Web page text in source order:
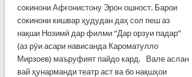
сокинони Афғонистону Эрон ошност. Барои
сокинони кишвар ҳудудан даҳ сол пеш аз
нақши Нозимӣ дар филми “Дар орзуи падар”
(аз рӯи асари нависанда Кароматулло
Мирзоев) маъруфият пайдо кард. Вале аслан
вай ҳунарманди театр аст ва бо нақшҳои